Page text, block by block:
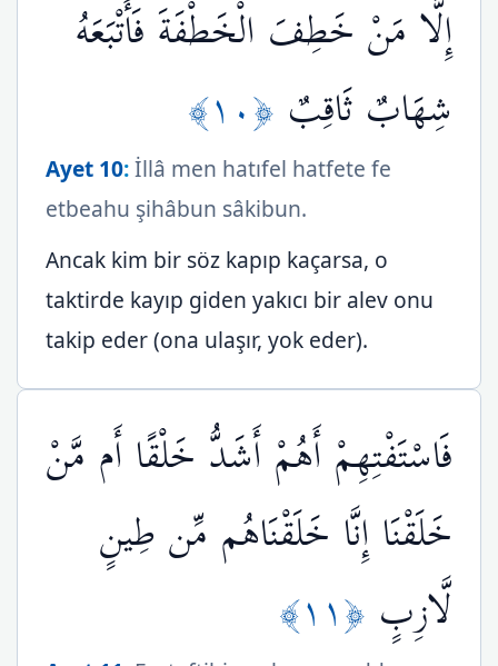
إِلَّا مَنْ خَطِفَ الْخَطْفَةَ فَأَتْبَعَهُ
شِهَابٌ ثَاقِبٌ ﴿١٠﴾
Ayet 10:İllâ men hatıfel hatfete fe
etbeahu şihâbun sâkibun.
Ancak kim bir söz kapıp kaçarsa, o
taktirde kayıp giden yakıcı bir alev onu
takip eder (ona ulaşır, yok eder).
فَاسْتَفْتِهِمْ أَهُمْ أَشَدُّ خَلْقًا أَم مَّنْ
خَلَقْنَا إِنَّا خَلَقْنَاهُم مِّن طِينٍ
لَّازِبٍ ﴿١١﴾